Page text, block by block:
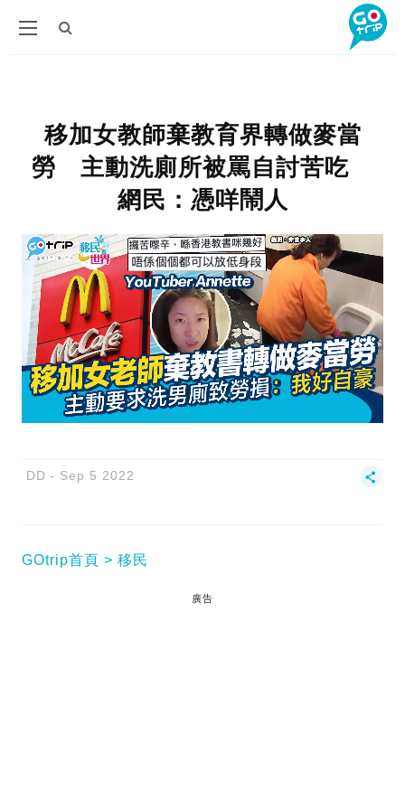
移加女教師棄教育界轉做麥當
勞 主動洗廁所被罵自討苦吃
網民：憑咩鬧人
DD Sep 5 2022
GOtrip首頁 移民
廣告